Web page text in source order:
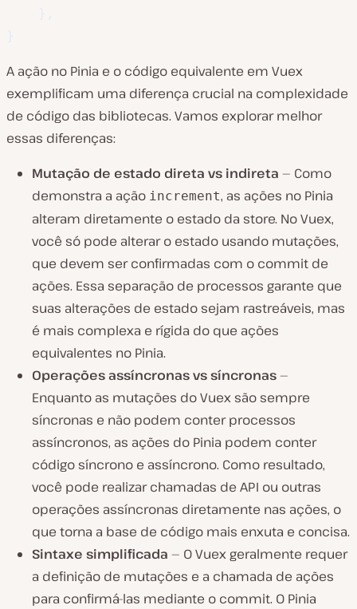
A ação no Pinia e o código equivalente em Vuex
exemplificam uma diferença crucial na complexidade
de código das bibliotecas. Vamos explorar melhor
essas diferenças:
Mutação de estado direta vs indireta — Como
demonstra a ação increment, as ações no Pinia
alteram diretamente o estado da store. No Vuex,
você só pode alterar o estado usando mutações,
que devem serconfirmadas com o commit de
ações. Essa separação de processos garante que
suas alterações de estado sejam rastreáveis, mas
é mais complexa e rígida do que ações
equivalentes no Pinia.
Operações assíncronas vs síncronas—
Enquanto as mutações do Vuex são sempre
síncronas e não podem conter processos
assíncronos, as ações do Pinia podem conter
código síncrono e assíncrono. Como resultado,
você pode realizar chamadas de API ou outras
operações assíncronas diretamente nas ações, o
que torna a base de código mais enxuta e concisa.
Sintaxe simplificada — O Vuex geralmente requer
a definição de mutações e a chamada de ações
para confirmá-las mediante o commit. O Pinia